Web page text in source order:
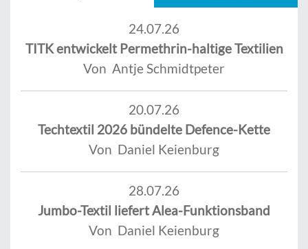
24.07.26
TITK entwickelt Permethrin-haltige Textilien
Von Antje Schmidtpeter
20.07.26
Techtextil 2026 bündelte Defence-Kette
Von Daniel Keienburg
28.07.26
Jumbo-Textil liefert Alea-Funktionsband
Von Daniel Keienburg